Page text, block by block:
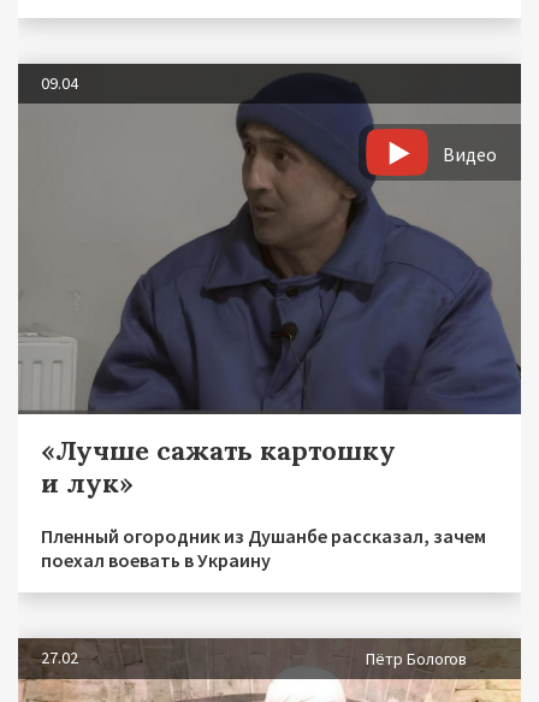
09.04
Видео
«Лучше сажать картошку
и лук»
Пленный огородник из Душанбе рассказал, зачем
поехал воевать в Украину
27.02 Пётр Бологов